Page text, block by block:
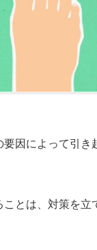
因によって引き
ことは、対策を立